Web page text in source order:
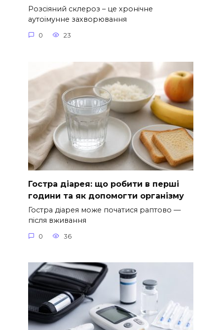
Розсіяний склероз – це хронічне
аутоімунне захворювання
0 23
Гостра діарея: що робити в перші
години та як допомогти організму
Гостра діарея може початися раптово —
після вживання
0 36